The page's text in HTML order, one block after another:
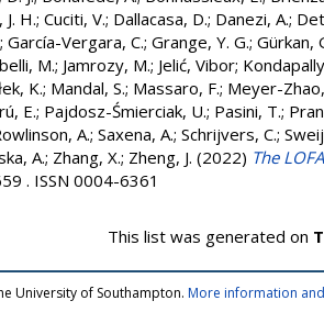
H.; Cuciti, V.; Dallacasa, D.; Danezi, A.;
; García-Vergara, C.; Grange, Y. G.; Gürkan,
M.; Jamrozy, M.; Jelić, Vibor;
K.; Mandal, S.; Massaro, F.; Meyer-
E.; Pajdosz-Śmierciak, U.; Pasini, T.;
A.; Saxena, A.; Schrijvers, C.;
A.; Zhang, X.; Zheng, J. (2022) The
. ISSN 0004-6361
This list was generated on
University of Southampton. More information